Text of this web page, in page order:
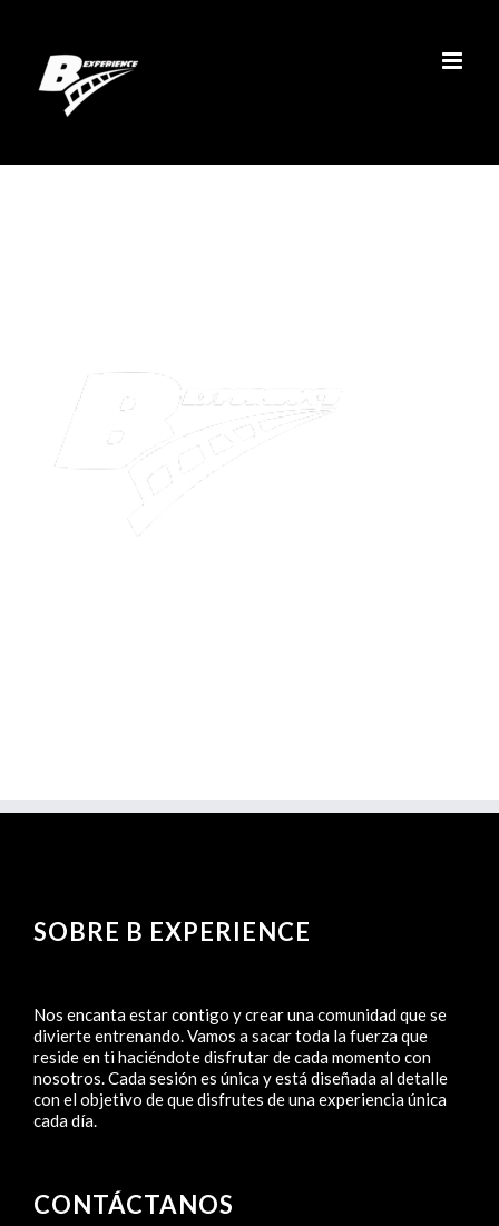
SOBRE B EXPERIENCE
Nos encanta estar contigo y crear una comunidad que se
divierte entrenando. Vamos a sacar toda la fuerza que
reside en ti haciéndote disfrutar de cada momento con
nosotros. Cada sesión es única y está diseñada al detalle
con el objetivo de que disfrutes de una experiencia única
cada día.
CONTÁCTANOS